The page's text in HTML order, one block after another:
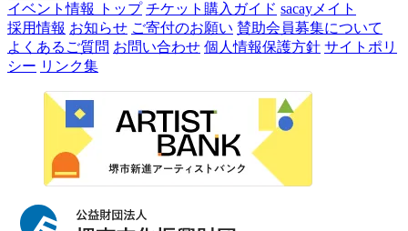
イベント情報 トップ チケット購入ガイド sacayメイト
採用情報 お知らせ ご寄付のお願い 賛助会員募集について
よくあるご質問 お問い合わせ 個人情報保護方針 サイトポリ
シー リンク集